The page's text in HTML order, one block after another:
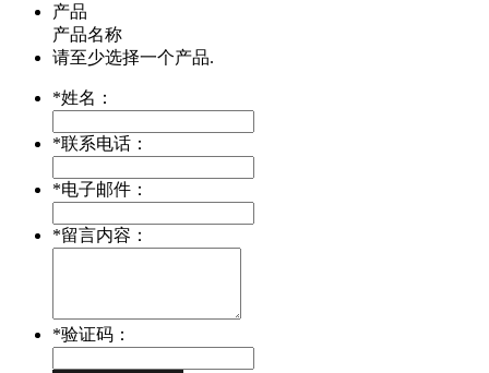
产品
产品名称
请至少选择一个产品.
*姓名：
*联系电话：
*电子邮件：
*留言内容：
*验证码：